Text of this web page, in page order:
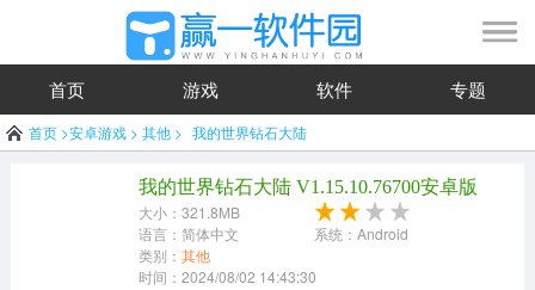
首页 游戏 软件 专题
首页 >安卓游戏 > 其他 > 我的世界钻石大陆
我的世界钻石大陆 V1.15.10.76700安卓版
大小：321.8MB
语言：简体中文
系统：Android
类别： 其他
时间：2024/08/02 14:43:30